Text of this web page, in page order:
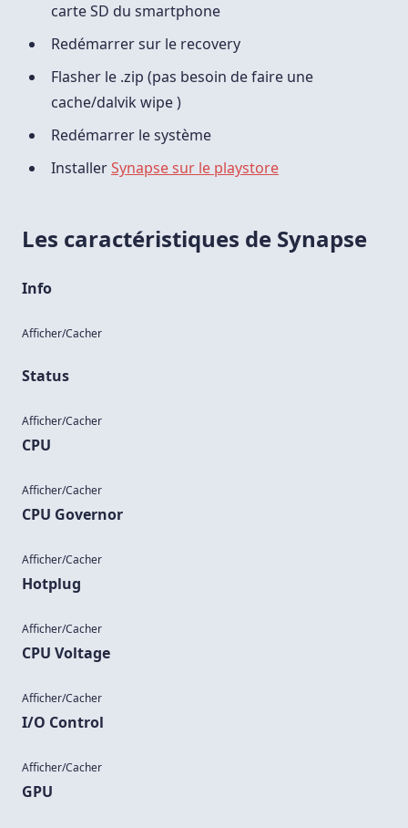
carte SD du smartphone
Redémarrer sur le recovery
Flasher le .zip (pas besoin de faire une
cache/dalvik wipe )
Redémarrer le système
InstallerSynapse sur le playstore
Les caractéristiques de Synapse
Info
Afficher/Cacher
Status
Afficher/Cacher
CPU
Afficher/Cacher
CPU Governor
Afficher/Cacher
Hotplug
Afficher/Cacher
CPU Voltage
Afficher/Cacher
I/O Control
Afficher/Cacher
GPU